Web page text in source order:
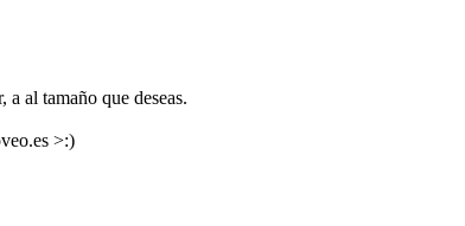
al tamaño que deseas.
>:)